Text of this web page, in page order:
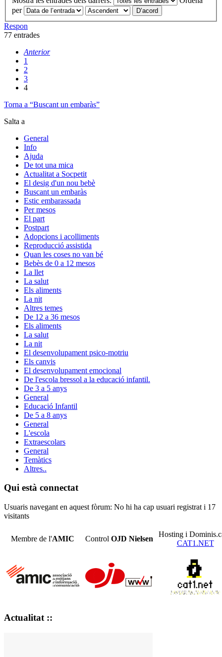
per
Respon
77 entrades
Anterior
1
2
3
4
Torna a “Buscant un embaràs”
Salta a
General
Info
Ajuda
De tot una mica
Actualitat a Socpetit
El desig d'un nou bebè
Buscant un embaràs
Estic embarassada
Per mesos
El part
Postpart
Adopcions i acolliments
Reproducció assistida
Quan les coses no van bé
Bebès de 0 a 12 mesos
La llet
La salut
Els aliments
La nit
Altres temes
De 12 a 36 mesos
Els aliments
La salut
La nit
El desenvolupament psico-motriu
Els canvis
El desenvolupament emocional
De l'escola bressol a la educació infantil.
De 3 a 5 anys
General
Educació Infantil
De 5 a 8 anys
General
L'escola
Extraescolars
General
Temàtics
Altres..
Qui està connectat
Usuaris navegant en aquest fòrum: No hi ha cap usuari registrat i 17
visitants
Membre de l'AMIC Control OJD Nielsen
Hosting i
CAT1.NET
Actualitat ::